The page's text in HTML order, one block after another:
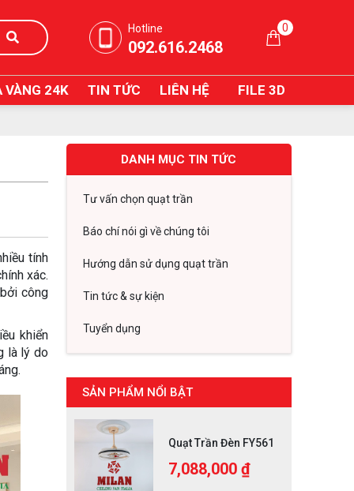
Hotline
092.616.2468
0
VÀNG 24K TIN TỨC LIÊN HỆ FILE 3D
tính
xác.
công
khiển
là lý do
DANH MỤC TIN TỨC
Tư vấn chọn quạt trần
Báo chí nói gì về chúng tôi
Hướng dẫn sử dụng quạt trần
Tin tức & sự kiện
Tuyển dụng
SẢN PHẨM NỔI BẬT
Quạt Trần Đèn FY561
7,088,000 ₫